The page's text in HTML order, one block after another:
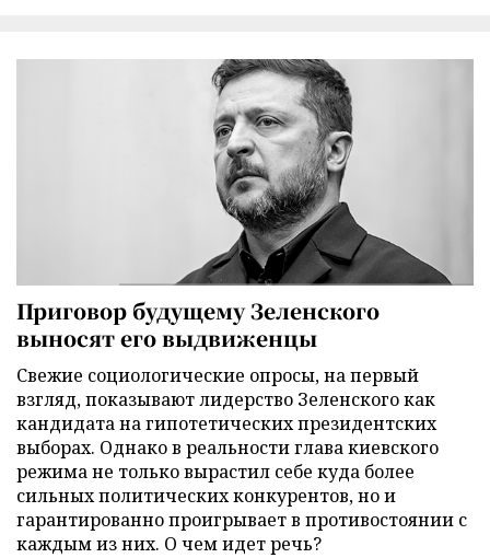
Приговор будущему Зеленского
выносят его выдвиженцы
Свежие социологические опросы, на первый
взгляд, показывают лидерство Зеленского как
кандидата на гипотетических президентских
выборах. Однако в реальности глава киевского
режима не только вырастил себе куда более
сильных политических конкурентов, но и
гарантированно проигрывает в противостоянии с
каждым из них. О чем идет речь?